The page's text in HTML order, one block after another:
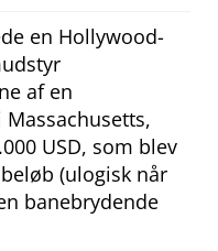
en Hollywood-
af en
USD, som blev
(ulogisk når
banebrydende